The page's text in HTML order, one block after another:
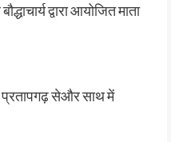
द्वारा आयोजित माता
सेऔर साथ में